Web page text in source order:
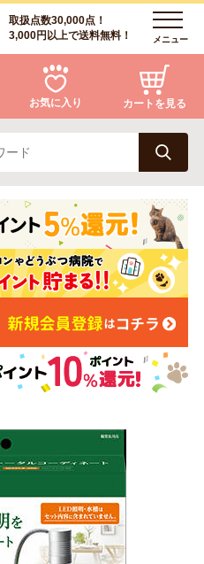
取扱点数30,000点！
3,000円以上で送料無料！
メニュー
猫
アクア・爬虫類・昆虫
キャットフード
服・おさんぽ用品
リビング雑貨
シニアサポート
お気に入り カートを見る